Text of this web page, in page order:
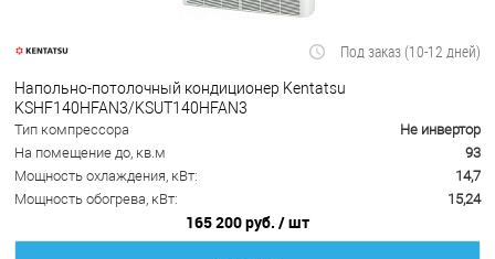
Под заказ (10-12 дней)
Напольно-потолочный кондиционер Kentatsu
KSHF140HFAN3/KSUT140HFAN3
Тип компрессора
Не инвертор
На помещение до, кв.м
93
Мощность охлаждения, кВт:
14,7
Мощность обогрева, кВт:
15,24
165 200 руб. / шт